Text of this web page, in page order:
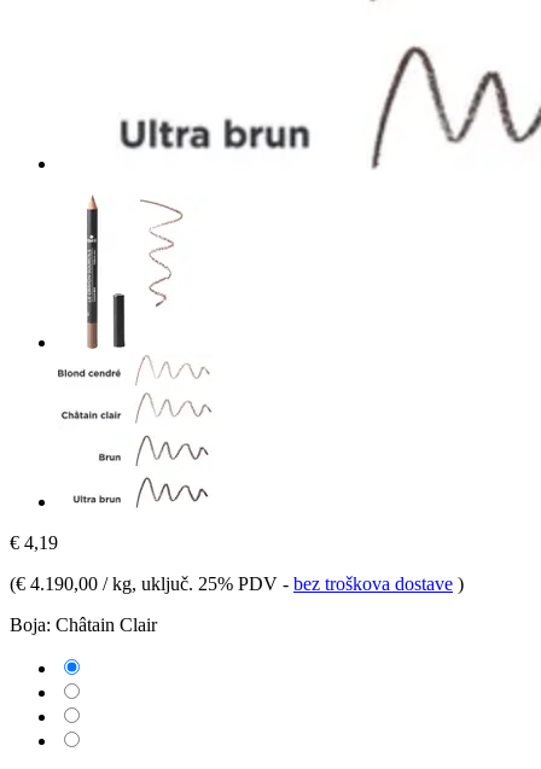
€ 4,19
(€ 4.190,00 / kg, uključ. 25% PDV - bez troškova dostave )
Boja: Châtain Clair